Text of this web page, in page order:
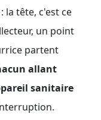
la tête, c'est ce
un point
partent
allant
sanitaire